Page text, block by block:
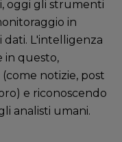
oggi gli strumenti
in
dati. L'intelligenza
in questo,
notizie, post
e riconoscendo
analisti umani.